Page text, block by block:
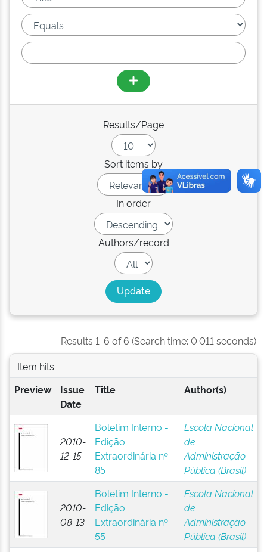
Results/Page
Sort items by
In order
Authors/record
Results 1-6 of 6 (Search time: 0.011 seconds).
Item hits:
Preview
Issue
Date
Title Author(s)
2010-
12-15
Boletim Interno -
Edição
Extraordinária nº
85
Escola Nacional
de
Administração
Pública (Brasil)
2010-
08-13
Boletim Interno -
Edição
Extraordinária nº
55
Escola Nacional
de
Administração
Pública (Brasil)